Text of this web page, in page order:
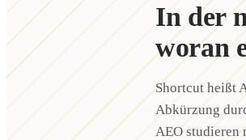
In der
woran
Shortcut heißt
Abkürzung
AEO studieren